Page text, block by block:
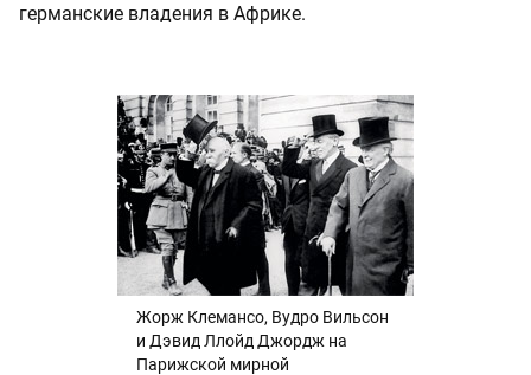
германские владения в Африке.
Жорж Клемансо, Вудро Вильсон
и Дэвид Ллойд Джордж на
Парижской мирной